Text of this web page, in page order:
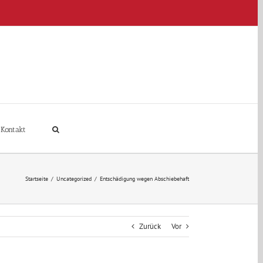
Kontakt
Startseite / Uncategorized / Entschädigung wegen Abschiebehaft
Zurück Vor